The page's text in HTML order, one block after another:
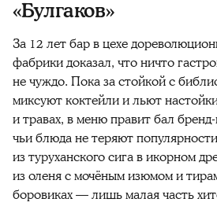
«Булгаков»
За 12 лет бар в цехе
фабрики доказал, что ничто
не чуждо. Пока за стойкой с
миксуют коктейли и льют
и травах, в меню правит бал
чьи блюда не теряют
из туруханского сига в икорном
из оленя с мочёным изюмом и
боровиках — лишь малая часть